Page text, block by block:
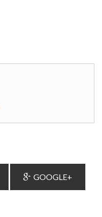
GOOGLE+